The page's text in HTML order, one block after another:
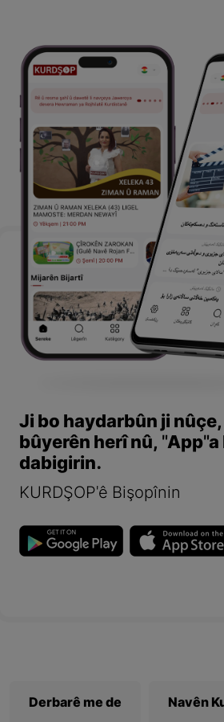
Ji bo haydarbûn ji
bûyerên herî nû, "App"a
dabigirin.
KURDŞOP'ê Bişopînin
Derbarê me de Navên